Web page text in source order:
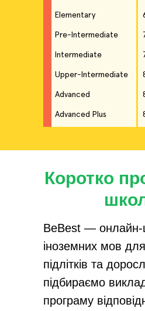
Elementary
Pre-Intermediate
Intermediate
Upper-Intermediate
Advanced
Advanced Plus
Коротко
BeBest —
іноземних мов для
підлітків та
підбираємо
програму